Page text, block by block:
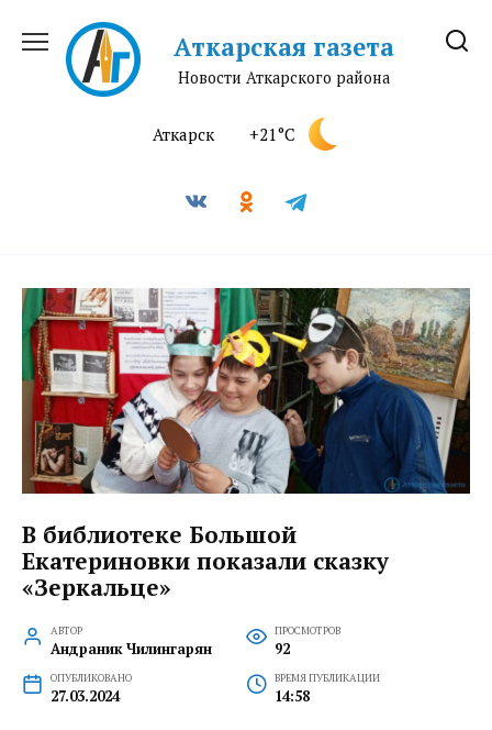
содержанию
Аткарская газета
Новости Аткарского района
Аткарск +21°C
В библиотеке Большой
Екатериновки показали сказку
«Зеркальце»
АВТОР
Андраник Чилингарян
ПРОСМОТРОВ
92
ОПУБЛИКОВАНО
27.03.2024
ВРЕМЯ ПУБЛИКАЦИИ
14:58